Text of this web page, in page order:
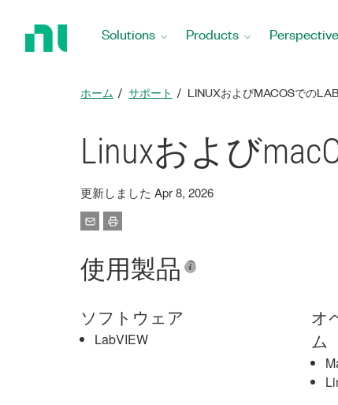
Solutions Products
ホーム サポート LINUXおよびMACOSでの
Linuxおよび
更新しました Apr 8, 2026
使用製品
ソフトウェア
LabVIEW
オ
ム